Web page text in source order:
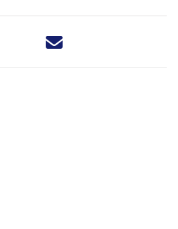
Deel dit nieuwsbericht via X -
Deel dit nieuwsbericht via
Deel dit nieuwsbericht
Deel dit